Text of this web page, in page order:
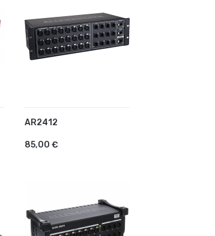
AR2412
85,00 €
AJOUTER AU PANIER